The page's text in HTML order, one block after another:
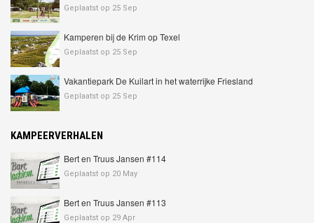
Geplaatst op 25 Sep
Kamperen bij de Krim op Texel
Geplaatst op 25 Sep
Vakantiepark De Kuilart in het waterrijke Friesland
Geplaatst op 25 Sep
KAMPEERVERHALEN
Bert en Truus Jansen #114
Geplaatst op 20 May
Bert en Truus Jansen #113
Geplaatst op 29 Apr